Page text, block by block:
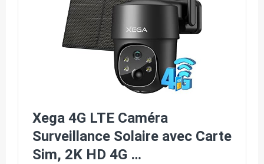
Xega 4G LTE Caméra
Surveillance Solaire avec Carte
Sim, 2K HD 4G …